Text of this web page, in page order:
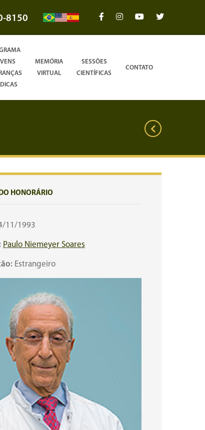
8150
MEMÓRIA
VIRTUAL
SESSÕES
CIENTÍFICAS
CONTATO
HONORÁRIO
11/1993
Paulo Niemeyer Soares
Estrangeiro